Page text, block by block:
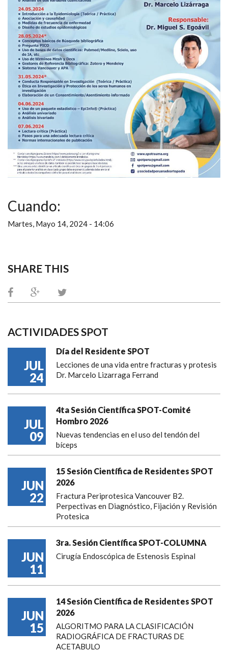
Cuando:
Martes, Mayo 14, 2024 - 14:06
SHARE THIS
ACTIVIDADES SPOT
JUL
24
Día del Residente SPOT
Lecciones de una vida entre fracturas y protesis
Dr. Marcelo Lizarraga Ferrand
JUL
09
4ta Sesión Científica SPOT-Comité
Hombro 2026
Nuevas tendencias en el uso del tendón del
bíceps
JUN
22
15 Sesión Científica de Residentes SPOT
2026
Fractura Periprotesica Vancouver B2.
Perpectivas en Diagnóstico, Fijación y Revisión
Protesica
JUN
11
3ra. Sesión Científica SPOT-COLUMNA
Cirugía Endoscópica de Estenosis Espinal
JUN
15
14 Sesión Científica de Residentes SPOT
2026
ALGORITMO PARA LA CLASIFICACIÓN
RADIOGRÁFICA DE FRACTURAS DE
ACETABULO